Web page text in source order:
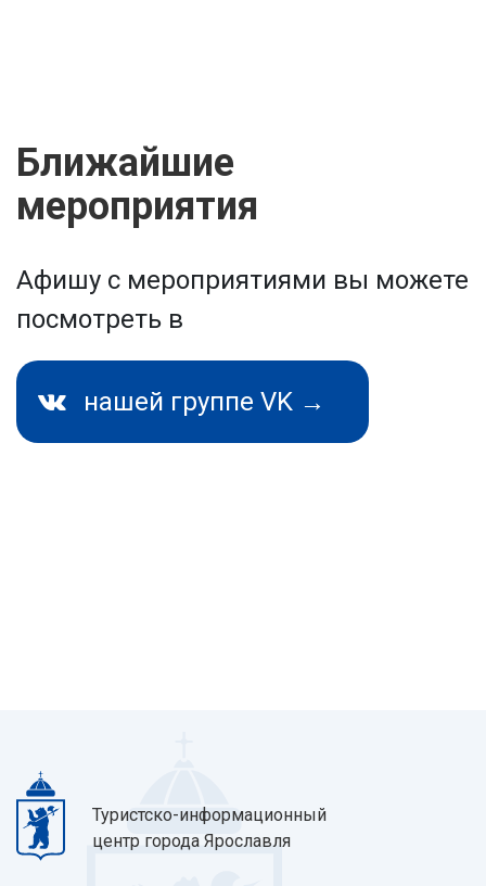
Ближайшие
мероприятия
Афишу с мероприятиями вы можете
посмотреть в
нашей группе VK →
Туристско-информационный
центр города Ярославля